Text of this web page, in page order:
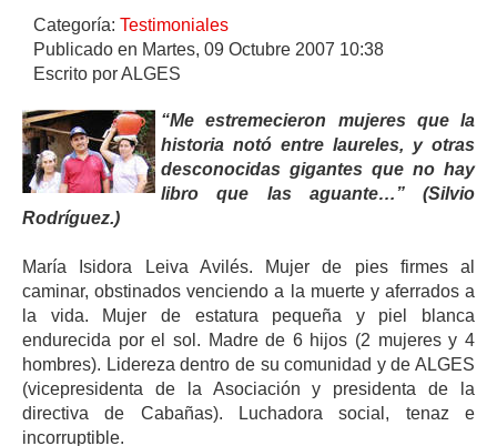
Categoría: Testimoniales
Publicado en Martes, 09 Octubre 2007 10:38
Escrito por ALGES
“Me estremecieron mujeres que la
historia notó entre laureles, y otras
desconocidas gigantes que no hay
libro que las aguante…” (Silvio
Rodríguez.)
María Isidora Leiva Avilés. Mujer de pies firmes al
caminar, obstinados venciendo a la muerte y aferrados a
la vida. Mujer de estatura pequeña y piel blanca
endurecida por el sol. Madre de 6 hijos (2 mujeres y 4
hombres). Lidereza dentro de su comunidad y de ALGES
(vicepresidenta de la Asociación y presidenta de la
directiva de Cabañas). Luchadora social, tenaz e
incorruptible.